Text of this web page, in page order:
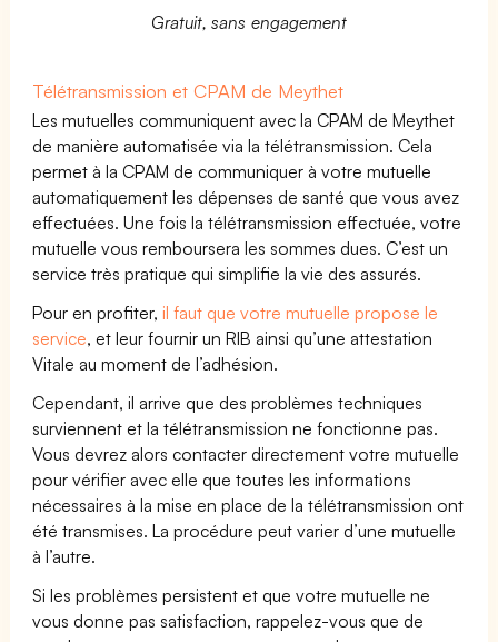
Gratuit, sans engagement
Télétransmission et CPAM de Meythet
Les mutuelles communiquent avec la CPAM de Meythet
de manière automatisée via la télétransmission. Cela
permet à la CPAM de communiquer à votre mutuelle
automatiquement les dépenses de santé que vous avez
effectuées. Une fois la télétransmission effectuée, votre
mutuelle vous remboursera les sommes dues. C’est un
service très pratique qui simplifie la vie des assurés.
Pour en profiter,il faut que votre mutuelle propose le
service, et leur fournir un RIB ainsi qu’une attestation
Vitale au moment de l’adhésion.
Cependant, il arrive que des problèmes techniques
surviennent et la télétransmission ne fonctionne pas.
Vous devrez alors contacter directement votre mutuelle
pour vérifier avec elle que toutes les informations
nécessaires à la mise en place de la télétransmission ont
été transmises. La procédure peut varier d’une mutuelle
à l’autre.
Si les problèmes persistent et que votre mutuelle ne
vous donne pas satisfaction, rappelez-vous que de